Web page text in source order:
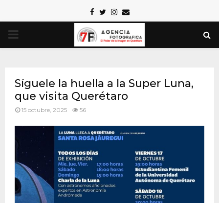
Facebook
TwitterInstagram
Email
PRIMARY
Síguele la huella a la Super Luna,
que visita Querétaro
15 octubre, 2025 56